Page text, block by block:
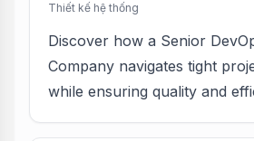
Thiết kế hệ thống
Discover how a Senior
Company navigates tight
while ensuring quality and